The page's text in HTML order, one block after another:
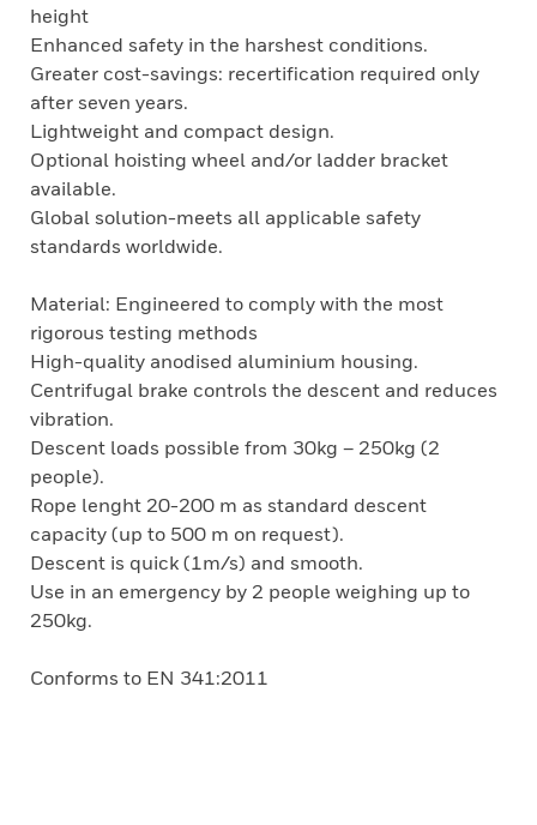
height
Enhanced safety in the harshest conditions.
Greater cost-savings: recertification required only
after seven years.
Lightweight and compact design.
Optional hoisting wheel and/or ladder bracket
available.
Global solution-meets all applicable safety
standards worldwide.
Material: Engineered to comply with the most
rigorous testing methods
High-quality anodised aluminium housing.
Centrifugal brake controls the descent and reduces
vibration.
Descent loads possible from 30kg – 250kg (2
people).
Rope lenght 20-200 m as standard descent
capacity (up to 500 m on request).
Descent is quick (1m/s) and smooth.
Use in an emergency by 2 people weighing up to
250kg.
Conforms to EN 341:2011